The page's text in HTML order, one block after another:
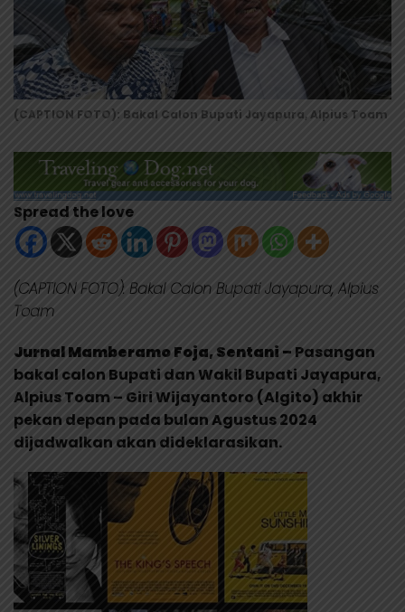
(CAPTION FOTO): Bakal Calon Bupati Jayapura, Alpius Toam
Spread the love
(CAPTION FOTO): Bakal Calon Bupati Jayapura, Alpius
Toam
Jurnal Mamberamo Foja, Sentani – Pasangan
bakal calon Bupati dan Wakil Bupati Jayapura,
Alpius Toam – Giri Wijayantoro (Algito) akhir
pekan depan pada bulan Agustus 2024
dijadwalkan akan dideklarasikan.